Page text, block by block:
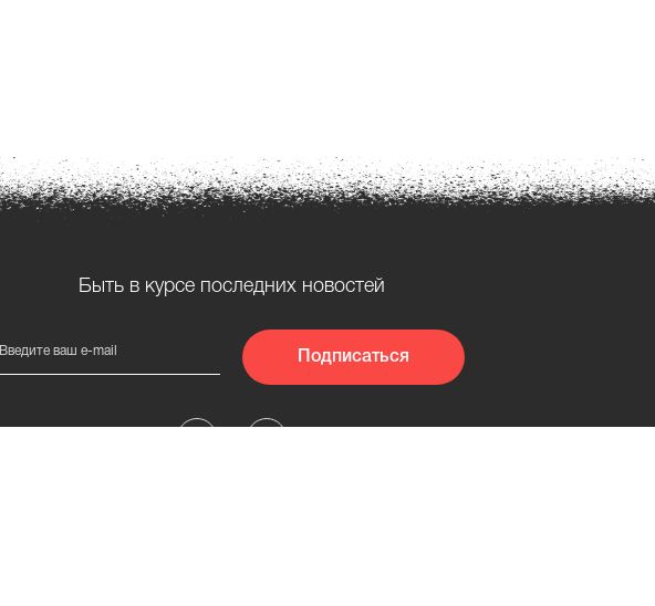
Быть в курсе последних новостей
Введите ваш e-mail Подписаться